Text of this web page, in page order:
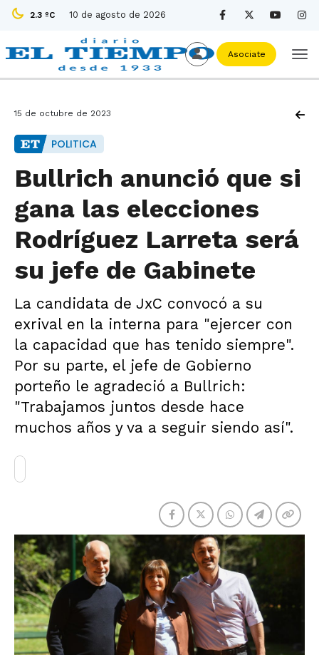
2.3 ºC 10 de agosto de 2026
Asociate
15 de octubre de 2023
POLITICA
Bullrich anunció que si
gana las elecciones
Rodríguez Larreta será
su jefe de Gabinete
La candidata de JxC convocó a su
exrival en la interna para "ejercer con
la capacidad que has tenido siempre".
Por su parte, el jefe de Gobierno
porteño le agradeció a Bullrich:
"Trabajamos juntos desde hace
muchos años y va a seguir siendo así".